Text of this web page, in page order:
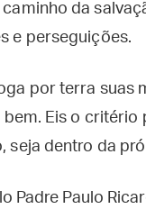
da
e perseguições.
por terra suas
Eis o
seja dentro da
Padre Paulo